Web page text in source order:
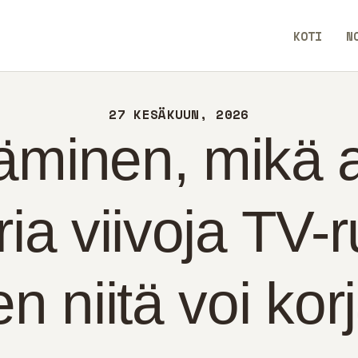
KOTI
27 KESÄKUUN, 2026
mikä
viivoja TV-
niitä voi